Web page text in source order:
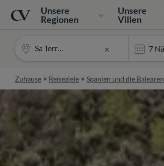
Navigation
Home
Unsere
Regionen
Unsere
Villen
×
Sa Terra Rotja
Zuhause Reiseziele Spanien und die Balearen